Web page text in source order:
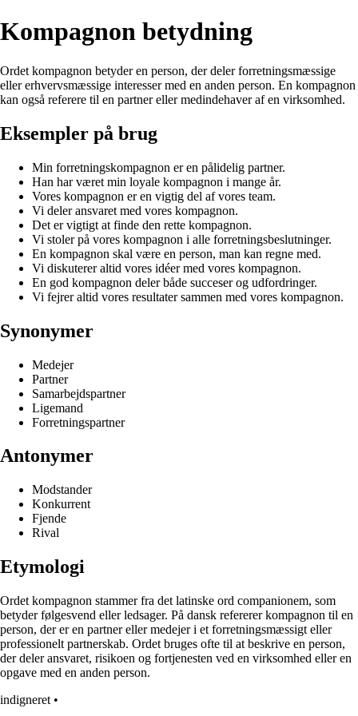
Kompagnon betydning
Ordet kompagnon betyder en person, der deler forretningsmæssige
eller erhvervsmæssige interesser med en anden person. En kompagnon
kan også referere til en partner eller medindehaver af en virksomhed.
Eksempler på brug
Min forretningskompagnon er en pålidelig partner.
Han har været min loyale kompagnon i mange år.
Vores kompagnon er en vigtig del af vores team.
Vi deler ansvaret med vores kompagnon.
Det er vigtigt at finde den rette kompagnon.
Vi stoler på vores kompagnon i alle forretningsbeslutninger.
En kompagnon skal være en person, man kan regne med.
Vi diskuterer altid vores idéer med vores kompagnon.
En god kompagnon deler både succeser og udfordringer.
Vi fejrer altid vores resultater sammen med vores kompagnon.
Synonymer
Medejer
Partner
Samarbejdspartner
Ligemand
Forretningspartner
Antonymer
Modstander
Konkurrent
Fjende
Rival
Etymologi
Ordet kompagnon stammer fra det latinske ord companionem, som
betyder følgesvend eller ledsager. På dansk refererer kompagnon til en
person, der er en partner eller medejer i et forretningsmæssigt eller
professionelt partnerskab. Ordet bruges ofte til at beskrive en person,
der deler ansvaret, risikoen og fortjenesten ved en virksomhed eller en
opgave med en anden person.
indigneret •